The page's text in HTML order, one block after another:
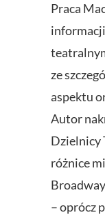
Praca
ze
aspektu
Autor
Dzielnicy
różnice
– oprócz